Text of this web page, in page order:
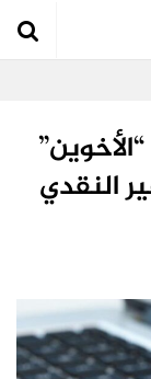
النقدي